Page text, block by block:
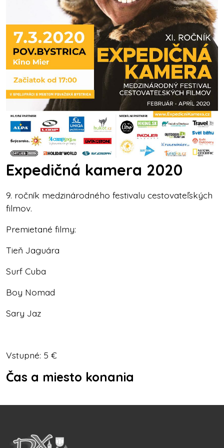
Expedičná kamera 2020
9. ročník medzinárodného festivalu cestovateľských
filmov.
Premietané filmy:
Tieň Jaguára
Surf Cuba
Boy Nomad
Sary Jaz
Vstupné: 5 €
Čas a miesto konania